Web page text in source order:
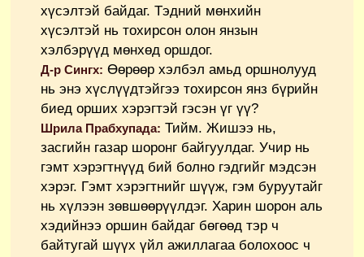
хүсэлтэй байдаг. Тэдний мөнхийн
хүсэлтэй нь тохирсон олон янзын
хэлбэрүүд мөнхөд оршдог.
Д-р Сингх: Өөрөөр хэлбэл амьд оршнолууд
нь энэ хүслүүдтэйгээ тохирсон янз бүрийн
биед орших хэрэгтэй гэсэн үг үү?
Шрила Прабхупада: Тийм. Жишээ нь,
засгийн газар шоронг байгуулдаг. Учир нь
гэмт хэрэгтнүүд бий болно гэдгийг мэдсэн
хэрэг. Гэмт хэрэгтнийг шүүж, гэм буруутайг
нь хүлээн зөвшөөрүүлдэг. Харин шорон аль
хэдийнээ оршин байдаг бөгөөд тэр ч
байтугай шүүх үйл ажиллагаа болохоос ч